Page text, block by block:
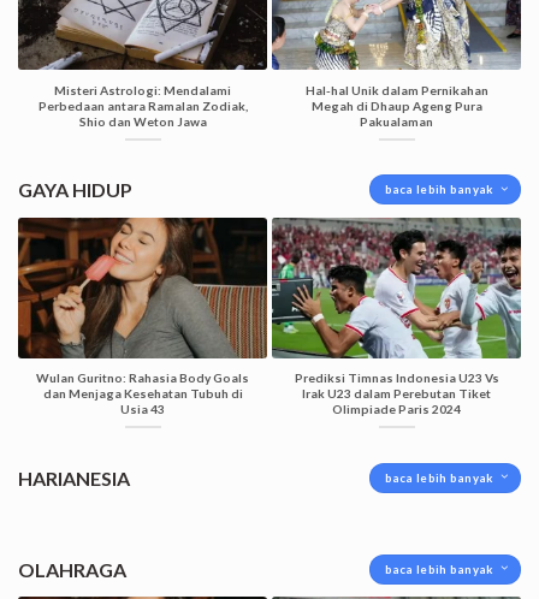
Misteri Astrologi: Mendalami
Perbedaan antara Ramalan Zodiak,
Shio dan Weton Jawa
Hal-hal Unik dalam Pernikahan
Megah di Dhaup Ageng Pura
Pakualaman
GAYA HIDUP baca lebih banyak
Wulan Guritno: Rahasia Body Goals
dan Menjaga Kesehatan Tubuh di
Usia 43
Prediksi Timnas Indonesia U23 Vs
Irak U23 dalam Perebutan Tiket
Olimpiade Paris 2024
HARIANESIA baca lebih banyak
OLAHRAGA baca lebih banyak